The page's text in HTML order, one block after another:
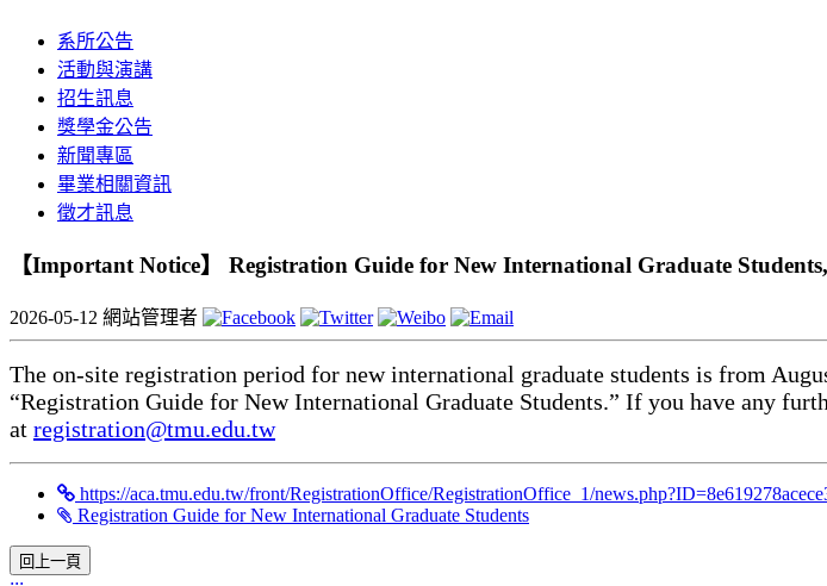
系所公告
活動與演講
招生訊息
獎學金公告
新聞專區
畢業相關資訊
徵才訊息
【Important Notice】 Registration Guide for New International Graduate Students,
2026-05-12 網站管理者
The on-site registration period for new international graduate students is from
“Registration Guide for New International Graduate Students.” If you have any
at registration@tmu.edu.tw
https://aca.tmu.edu.tw/front/RegistrationOffice/RegistrationOffice_1/
Registration Guide for New International Graduate Students